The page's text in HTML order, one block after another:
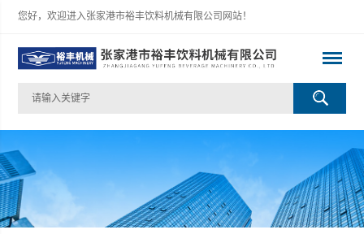
您好，欢迎进入张家港市裕丰饮料机械有限公司网站！